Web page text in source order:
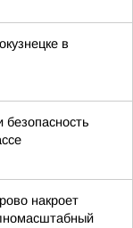
в
безопасность
накроет